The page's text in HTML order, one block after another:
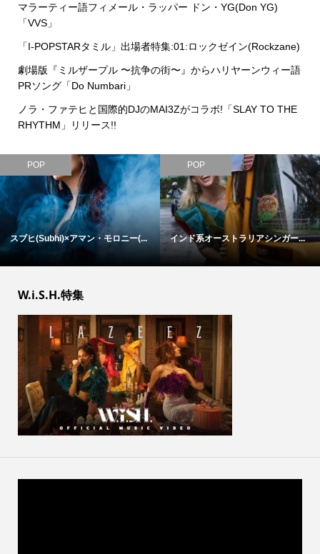
マラーティー語フィメール・ラッパー ドン・YG(Don YG)
「VVS」
「I-POPSTARタミル」出場者特集:01:ロックゼイン(Rockzane)
劇場版『ミルザープル 〜抗争の街〜』からハリヤーンウィー語
PRソング「Do Numbari」
ノラ・ファテヒと国際的DJのMAI3Zがコラボ!「SLAY TO THE
RHYTHM」リリース!!
POP
スブヒ(Subhi)×アマン・モロニー(...
POP
インド系オーストラリアシンガー...
W.i.S.H.特集